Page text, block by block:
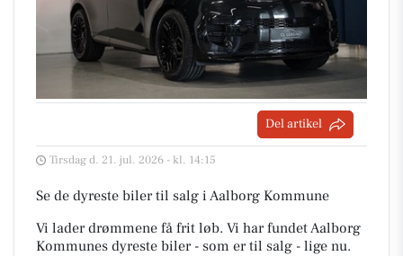
Del artikel
Tirsdag d. 21. jul. 2026 - kl. 14:15
Se de dyreste biler til salg i Aalborg Kommune
Vi lader drømmene få frit løb. Vi har fundet Aalborg
Kommunes dyreste biler - som er til salg - lige nu.